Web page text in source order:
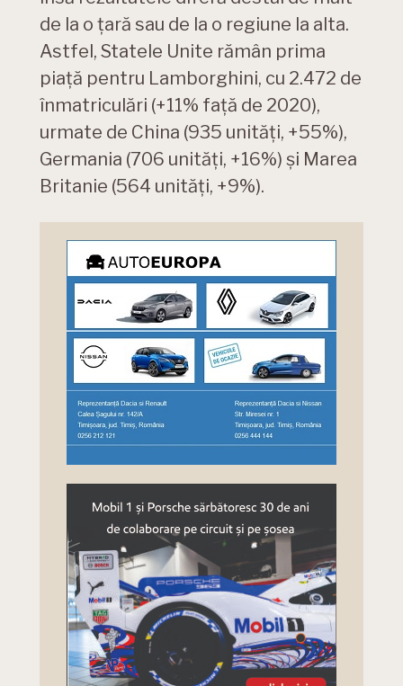
de la o țară sau de la o regiune la alta.
Astfel, Statele Unite rămân prima
piață pentru Lamborghini, cu 2.472 de
înmatriculări (+11% față de 2020),
urmate de China (935 unități, +55%),
Germania (706 unități, +16%) și Marea
Britanie (564 unități, +9%).